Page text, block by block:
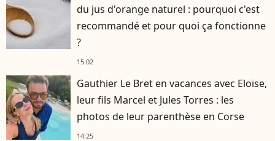
du jus d'orange naturel : pourquoi c'est
recommandé et pour quoi ça fonctionne
?
15:02
Gauthier Le Bret en vacances avec Eloïse,
leur fils Marcel et Jules Torres : les
photos de leur parenthèse en Corse
14:25